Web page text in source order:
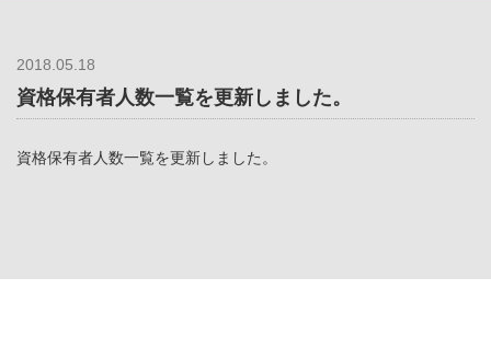
2018.05.18
資格保有者人数一覧を更新しました。
資格保有者人数一覧を更新しました。